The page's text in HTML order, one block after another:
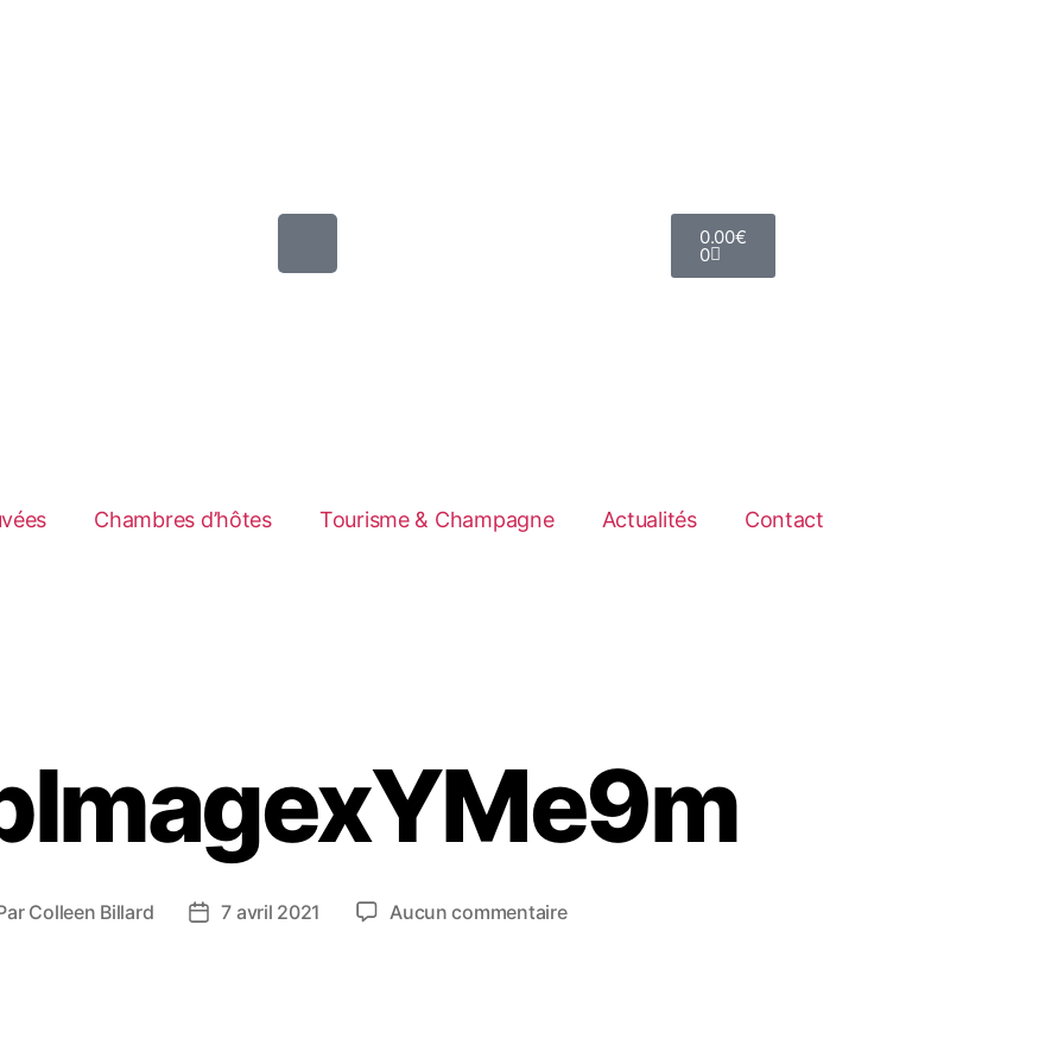
0.00€
0
Chambres d’hôtes Tourisme & Champagne Actualités Contact
Colleen Billard 7 avril 2021 Aucun commentaire